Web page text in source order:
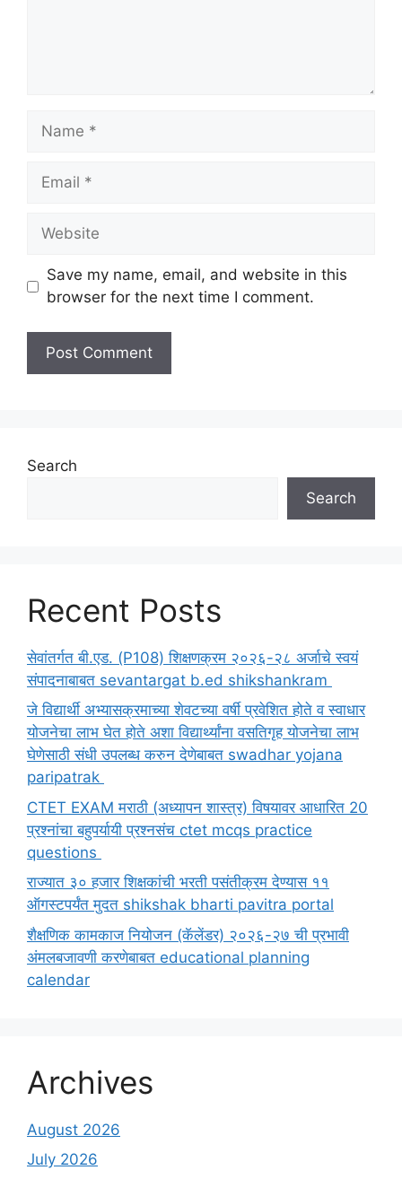
Name
Email
Website
Save my name, email, and website in this
browser for the next time I comment.
Search
Search
Recent Posts
सेवांतर्गत बी.एड. (P108) शिक्षणक्रम २०२६-२८ अर्जाचे स्वयं
संपादनाबाबत sevantargat b.ed shikshankram
जे विद्यार्थी अभ्यासक्रमाच्या शेवटच्या वर्षी प्रवेशित होते व स्वाधार
योजनेचा लाभ घेत होते अशा विद्यार्थ्यांना वसतिगृह योजनेचा लाभ
घेणेसाठी संधी उपलब्ध करुन देणेबाबत swadhar yojana
paripatrak
CTET EXAM मराठी (अध्यापन शास्त्र) विषयावर आधारित 20
प्रश्नांचा बहुपर्यायी प्रश्नसंच ctet mcqs practice
questions
राज्यात ३० हजार शिक्षकांची भरती पसंतीक्रम देण्यास ११
ऑगस्टपर्यंत मुदत shikshak bharti pavitra portal
शैक्षणिक कामकाज नियोजन (कॅलेंडर) २०२६-२७ ची प्रभावी
अंमलबजावणी करणेबाबत educational planning
calendar
Archives
August 2026
July 2026